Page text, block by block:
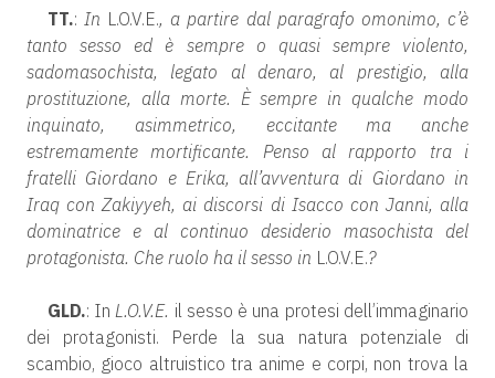
TT.:In L.O.V.E., a partire dal paragrafo omonimo, c’è
tanto sesso ed è sempre o quasi sempre violento,
sadomasochista, legato al denaro, al prestigio, alla
prostituzione, alla morte. È sempre in qualche modo
inquinato, asimmetrico, eccitante ma anche
estremamente mortificante. Penso al rapporto tra i
fratelli Giordano e Erika, all’avventura di Giordano in
Iraq con Zakiyyeh, ai discorsi di Isacco con Janni, alla
dominatrice e al continuo desiderio masochista del
protagonista. Che ruolo ha il sesso in L.O.V.E.?
GLD.: InL.O.V.E. il sesso è una protesi dell’immaginario
dei protagonisti. Perde la sua natura potenziale di
scambio, gioco altruistico tra anime e corpi, non trova la